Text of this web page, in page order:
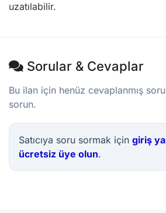
uzatılabilir.
Sorular & Cevaplar
Bu ilan için henüz cevaplanmış
sorun.
Satıcıya soru sormak için giriş
ücretsiz üye olun.